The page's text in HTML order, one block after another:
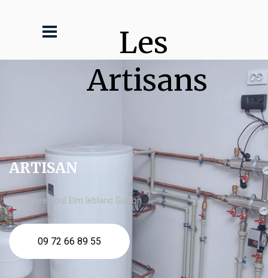
Les
Artisans
ARTISAN
chaudière fioul Elm leblanc Gaillon
09 72 66 89 55